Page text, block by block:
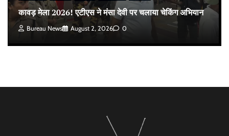
कावड़ मेला 2026! एटीएस ने मंसा देवी पर चलाया चेकिंग अभियान
Bureau News August 2, 2026 0